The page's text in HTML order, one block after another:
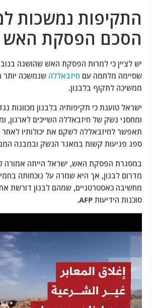
התקיפות נמשכות
הסכם הפסקת האש
שסיימה מלחמה עם חיזבאללה שנמשכה
ממשיכה לתקוף בלבנון.
ישראל טוענת כי תקיפותיה בלבנון מכוונות
ומחסני נשק של חיזבאללה השייכים לארגון,
תאפשר לחיזבאללה לשקם את יכולותיו
ספג פגיעות קשות במאגר הנשק ובמבנה
במסגרת הפסקת האש, ישראל הייתה אמורה
מדרום לבנון, אך היא שמרה על נוכחותה
מחשיבה כאסטרטגיים, שמהם לבנון דורשת
סוכנות הידיעות AFP.